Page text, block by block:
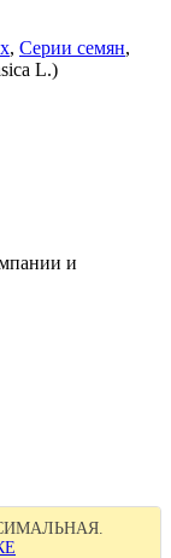
, Серии семян,
L.)
и